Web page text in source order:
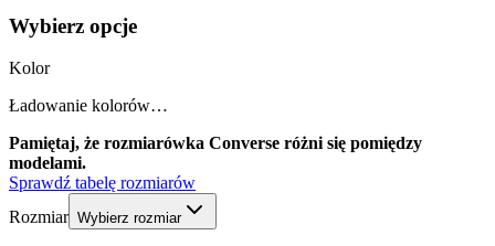
Wybierz opcje
Kolor
Ładowanie kolorów…
Pamiętaj, że rozmiarówka Converse różni się pomiędzy
modelami.
Sprawdź tabelę rozmiarów
Rozmiar Wybierz rozmiar